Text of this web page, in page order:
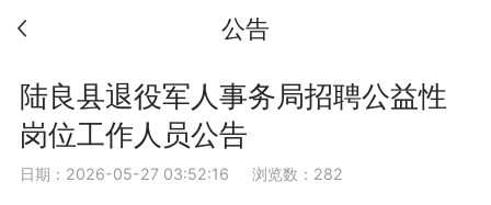
公告
陆良县退役军人事务局招聘公益性
岗位工作人员公告
日期：2026-05-27 03:52:16浏览数：282